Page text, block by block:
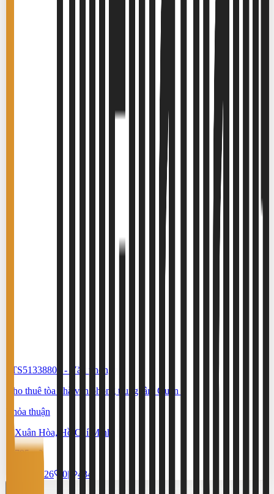
#TS51338806 -
Văn phòng
Cho thuê tòa nhà văn phòng trung tâm Quận 3
Thỏa thuận
Xuân Hòa, Hồ Chí Minh
795 m²
17/7/2026
0| 434